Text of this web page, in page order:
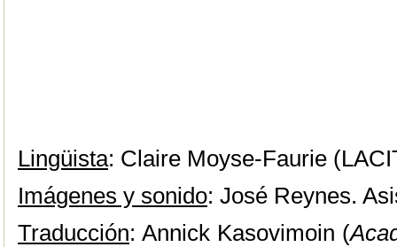
Lingüista: Claire Moyse-Faurie
Imágenes y sonido: José Reynes.
Traducción: Annick Kasovimoin (